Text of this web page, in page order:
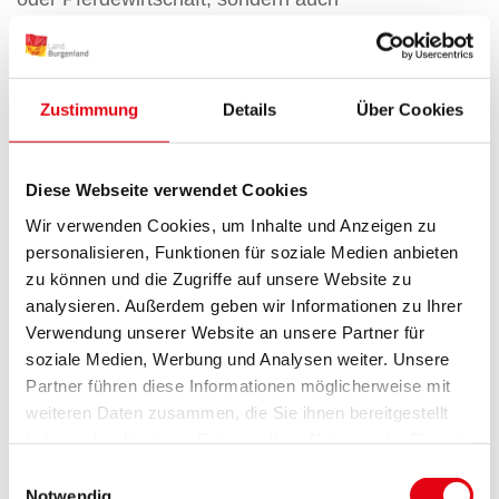
Zustimmung Details Über Cookies
Diese Webseite verwendet Cookies
Wir verwenden Cookies, um Inhalte und Anzeigen zu
personalisieren, Funktionen für soziale Medien anbieten
zu können und die Zugriffe auf unsere Website zu
analysieren. Außerdem geben wir Informationen zu Ihrer
Verwendung unserer Website an unsere Partner für
soziale Medien, Werbung und Analysen weiter. Unsere
Partner führen diese Informationen möglicherweise mit
weiteren Daten zusammen, die Sie ihnen bereitgestellt
Berechtigungen für selbständige Tätigkeiten in
Tourismus, Gewerbe und Ernährung.
Studium an einer Universität gegeben.
Homepage der LFS Güssing:
http://www.lfsguessing.at/
Landwirtschaftliche Fachschule
Eisenstadt: Fachrichtungen
Weinbau – Kellerwirtschaft
In der LFS Eisenstadt werden derzeit in folgenden
zwei Ausbildungsschwerpunkten 83 Frauen und